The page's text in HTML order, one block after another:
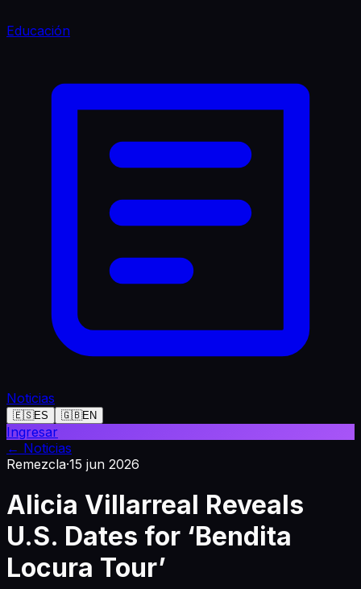
Educación
Noticias
🇪🇸ES 🇬🇧EN
Ingresar
← Noticias
Remezcla·15 jun 2026
Alicia Villarreal Reveals
U.S. Dates for ‘Bendita
Locura Tour’